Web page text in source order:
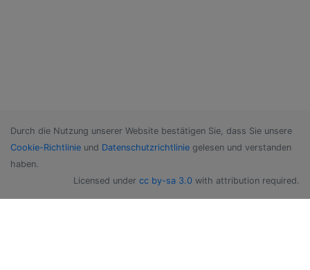
Durch die Nutzung unserer Website bestätigen Sie, dass Sie unsere
Cookie-Richtlinie und Datenschutzrichtlinie gelesen und verstanden
haben.
Licensed under cc by-sa 3.0 with attribution required.